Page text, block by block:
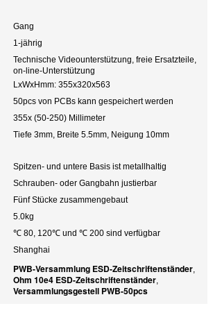
Gang
1-jährig
Technische Videounterstützung, freie Ersatzteile,
on-line-Unterstützung
LxWxHmm: 355x320x563
50pcs von PCBs kann gespeichert werden
355x (50-250) Millimeter
Tiefe 3mm, Breite 5.5mm, Neigung 10mm
Spitzen- und untere Basis ist metallhaltig
Schrauben- oder Gangbahn justierbar
Fünf Stücke zusammengebaut
5.0kg
℃ 80, 120℃ und ℃ 200 sind verfügbar
Shanghai
PWB-Versammlung ESD-Zeitschriftenständer,
Ohm 10e4 ESD-Zeitschriftenständer,
Versammlungsgestell PWB-50pcs